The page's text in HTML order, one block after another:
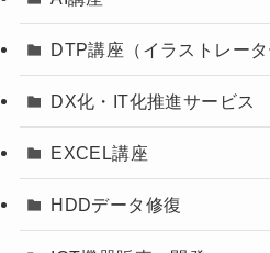
DTP講座（イラストレータ
DX化・IT化推進サービス
EXCEL講座
HDDデータ修復